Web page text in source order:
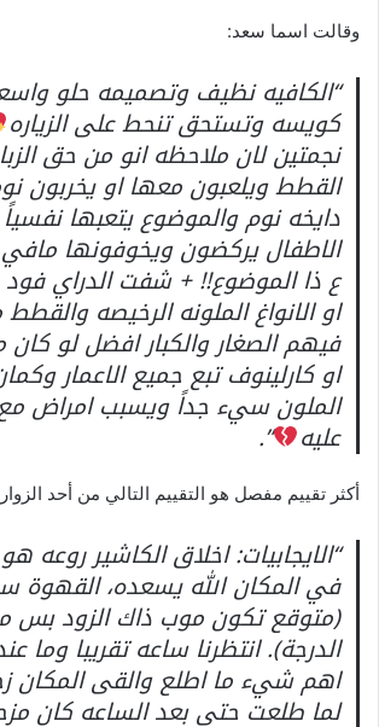
وقالت اسما سعد:
“الكافيه نظيف وتصميمه حلو
كويسه وتستحق تنحط على الزياره
نجمتين لان ملاحظه انو من حق
القطط ويلعبون معها او يخربون
دايخه نوم والموضوع يتعبها
الاطفال يركضون ويخوفونها مافي
ع ذا الموضوع!! + شفت الدراي
او الانواغ الملونه الرخيصه
فيهم الصغار والكبار افضل لو كان
او كارلينوف تبع جميع الاعمار
الملون سيء جداً ويسبب امراض مع
عليه ”.
أكثر تقييم مفصل هو التقييم التالي من أحد
“الايجابيات: اخلاق الكاشير روعه
في المكان الله يسعده، القهوة
(متوقع تكون موب ذاك الزود بس
الدرجة). انتظرنا ساعه تقريبا وما
اهم شيء ما اطلع والقى المكان
لما طلعت حتى بعد الساعه كان